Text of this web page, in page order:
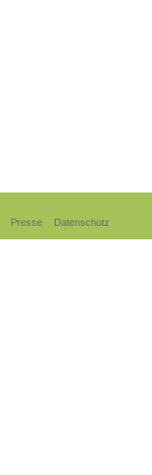
Presse Datenschutz